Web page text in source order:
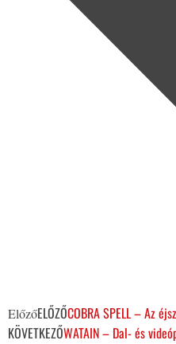
ElőzőELŐZŐCOBRA SPELL – Az
KÖVETKEZŐWATAIN – Dal- és